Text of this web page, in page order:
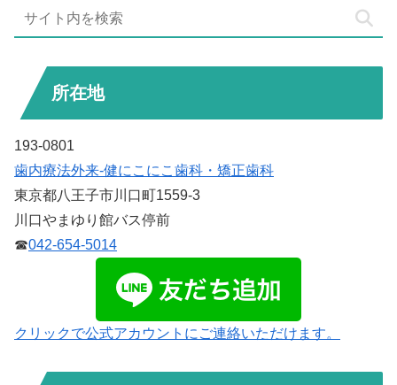
所在地
193-0801
歯内療法外来-健にこにこ歯科・矯正歯科
東京都八王子市川口町1559-3
川口やまゆり館バス停前
☎042-654-5014
クリックで公式アカウントにご連絡いただけます。